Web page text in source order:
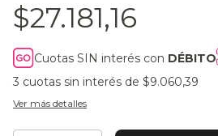
$27.181,16
Cuotas SIN interés con DÉBITO
3 cuotas sin interés de $9.060,39
Ver más detalles